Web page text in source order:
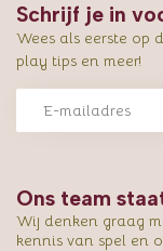
Ons team
Wij denken graag
kennis van spel en
Schrijf je in
Wees als eerste op
play tips en meer!